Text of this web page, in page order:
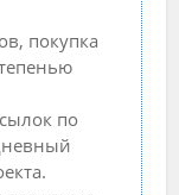
покупка
по